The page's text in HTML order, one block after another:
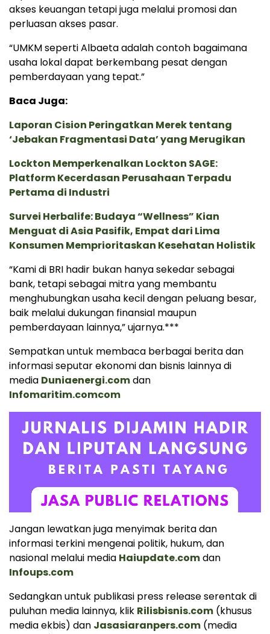
akses keuangan tetapi juga melalui promosi dan
perluasan akses pasar.
“UMKM seperti Albaeta adalah contoh bagaimana
usaha lokal dapat berkembang pesat dengan
pemberdayaan yang tepat.”
Baca Juga:
Laporan Cision Peringatkan Merek tentang
‘Jebakan Fragmentasi Data’ yang Merugikan
Lockton Memperkenalkan Lockton SAGE:
Platform Kecerdasan Perusahaan Terpadu
Pertama di Industri
Survei Herbalife: Budaya “Wellness” Kian
Menguat di Asia Pasifik, Empat dari Lima
Konsumen Memprioritaskan Kesehatan Holistik
“Kami di BRI hadir bukan hanya sekedar sebagai
bank, tetapi sebagai mitra yang membantu
menghubungkan usaha kecil dengan peluang besar,
baik melalui dukungan finansial maupun
pemberdayaan lainnya,” ujarnya.***
Sempatkan untuk membaca berbagai berita dan
informasi seputar ekonomi dan bisnis lainnya di
media Duniaenergi.comdan
Infomaritim.comcom
Jangan lewatkan juga menyimak berita dan
informasi terkini mengenai politik, hukum, dan
nasional melalui media Haiupdate.comdan
Infoups.com
Sedangkan untuk publikasi press release serentak di
puluhan media lainnya, klik Rilisbisnis.com (khusus
media ekbis) dan Jasasiaranpers.com (media